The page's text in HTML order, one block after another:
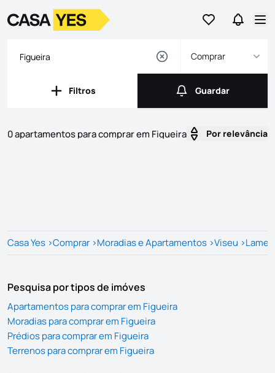
Ir para osIr para
LogoIr para a homepage
Comprar
Filtros
Filtros Guardar
Guardar
0 apartamentos para comprar em Figueira Por relevância
Casa Yes >Comprar >Moradias e Apartamentos >Viseu >
Pesquisa por tipos de imóves
Apartamentos para comprar em Figueira
Moradias para comprar em Figueira
Prédios para comprar em Figueira
Terrenos para comprar em Figueira